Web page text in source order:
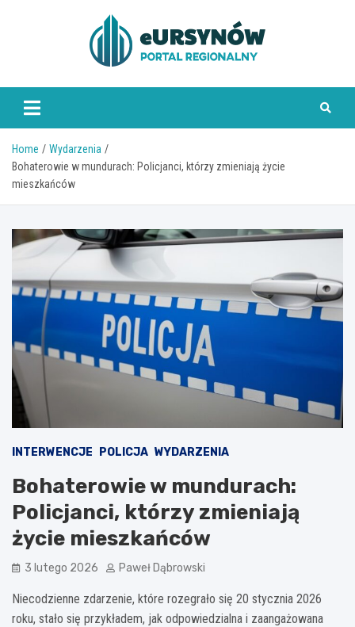
Home
Wydarzenia
Bohaterowie w mundurach: Policjanci, którzy zmieniają życie
mieszkańców
INTERWENCJE POLICJA WYDARZENIA
Bohaterowie w mundurach:
Policjanci, którzy zmieniają
życie mieszkańców
3 lutego 2026 Paweł Dąbrowski
Niecodzienne zdarzenie, które rozegrało się 20 stycznia 2026
roku, stało się przykładem, jak odpowiedzialna i zaangażowana